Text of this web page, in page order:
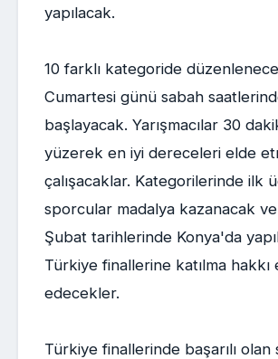
yapılacak.
10 farklı kategoride
Cumartesi günü sabah
başlayacak. Yarışmacılar 30
yüzerek en iyi dereceleri elde
çalışacaklar. Kategorilerinde ilk
sporcular madalya kazanacak
Şubat tarihlerinde Konya'da
Türkiye finallerine katılma hakkı
edecekler.
Türkiye finallerinde başarılı olan